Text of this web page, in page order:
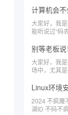
计算机会不
大家好，我
能听说过“码
大家好，我
场中，尤其
2024 不疯魔
湖ID 不码不